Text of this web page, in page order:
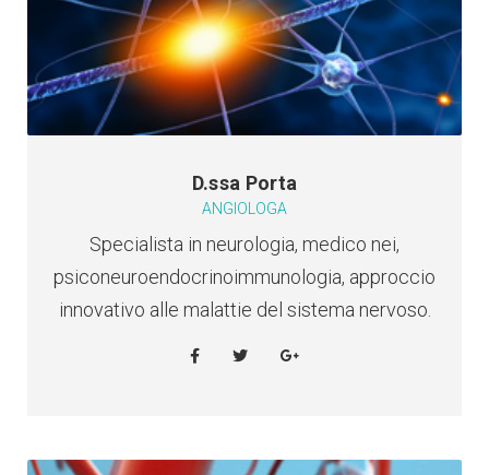
D.ssa Porta
ANGIOLOGA
Specialista in neurologia, medico nei,
psiconeuroendocrinoimmunologia, approccio
innovativo alle malattie del sistema nervoso.